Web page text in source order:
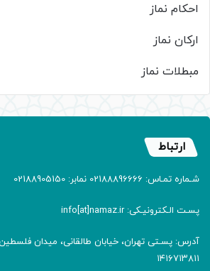
احکام نماز
ارکان نماز
مبطلات نماز
ارتباط
شـماره تمـاس: 02188896666 نمابر: 02188905150
پسـت الـکترونیـکی: info[at]namaz.ir
۱۴۱۶۷۱۳۸۱۱